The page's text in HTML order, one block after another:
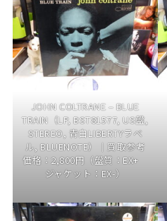
JOHN COLTRANE – BLUE
TRAIN（LP, BST81577, US盤,
STEREO, 青白LIBERTYラベ
ル, BLUENOTE）｜買取参考
価格：2,800円（盤質：EX+
ジャケット：EX-）